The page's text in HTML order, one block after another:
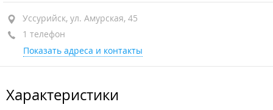
Уссурийск, ул. Амурская, 45
1 телефон
Показать адреса и контакты
Характеристики